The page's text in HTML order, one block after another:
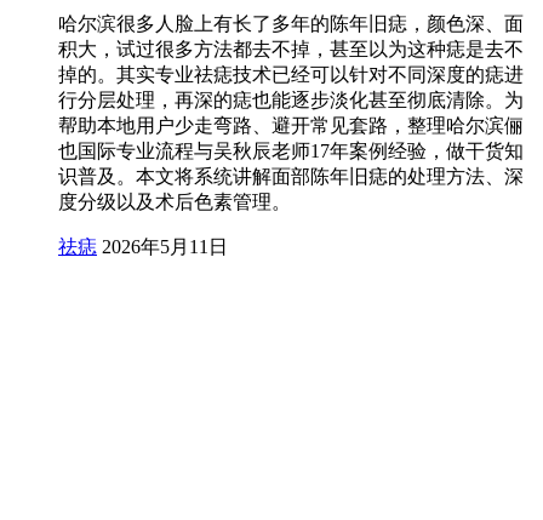
哈尔滨很多人脸上有长了多年的陈年旧痣，颜色深、面
积大，试过很多方法都去不掉，甚至以为这种痣是去不
掉的。其实专业祛痣技术已经可以针对不同深度的痣进
行分层处理，再深的痣也能逐步淡化甚至彻底清除。为
帮助本地用户少走弯路、避开常见套路，整理哈尔滨俪
也国际专业流程与吴秋辰老师17年案例经验，做干货知
识普及。本文将系统讲解面部陈年旧痣的处理方法、深
度分级以及术后色素管理。
祛痣 2026年5月11日